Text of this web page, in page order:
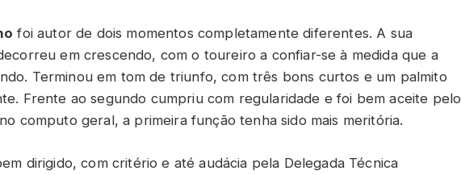
foi autor de dois momentos completamente diferentes. A sua
em crescendo, com o toureiro a confiar-se à medida que a
Terminou em tom de triunfo, com três bons curtos e um palmito
Frente ao segundo cumpriu com regularidade e foi bem aceite pelo
computo geral, a primeira função tenha sido mais meritória.
dirigido, com critério e até audácia pela Delegada Técnica